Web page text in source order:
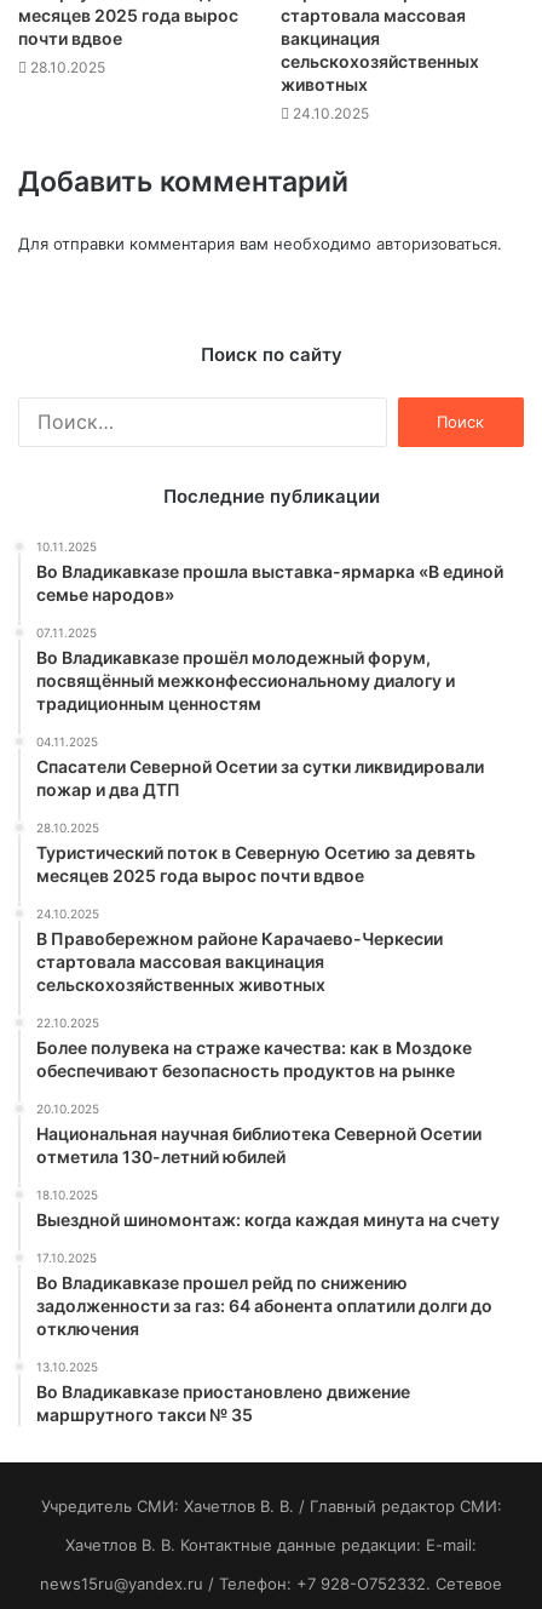
месяцев 2025 года вырос
почти вдвое
28.10.2025
стартовала массовая
вакцинация
сельскохозяйственных
животных
24.10.2025
Добавить комментарий
Для отправки комментария вам необходимо авторизоваться.
Поиск по сайту
Последние публикации
10.11.2025
Во Владикавказе прошла выставка-ярмарка «В единой
семье народов»
07.11.2025
Во Владикавказе прошёл молодежный форум,
посвящённый межконфессиональному диалогу и
традиционным ценностям
04.11.2025
Спасатели Северной Осетии за сутки ликвидировали
пожар и два ДТП
28.10.2025
Туристический поток в Северную Осетию за девять
месяцев 2025 года вырос почти вдвое
24.10.2025
В Правобережном районе Карачаево-Черкесии
стартовала массовая вакцинация
сельскохозяйственных животных
22.10.2025
Более полувека на страже качества: как в Моздоке
обеспечивают безопасность продуктов на рынке
20.10.2025
Национальная научная библиотека Северной Осетии
отметила 130-летний юбилей
18.10.2025
Выездной шиномонтаж: когда каждая минута на счету
17.10.2025
Во Владикавказе прошел рейд по снижению
задолженности за газ: 64 абонента оплатили долги до
отключения
13.10.2025
Во Владикавказе приостановлено движение
маршрутного такси № 35
Учредитель СМИ: Хaчeтлoв B. B. / Главный редактор СМИ:
Хaчeтлoв B. B. Контактные данные редакции: E-mail:
news15ru@yandex.ru / Телефон: +7 928-O752332. Сетевое